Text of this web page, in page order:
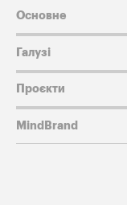
Основне
Галузі
Проєкти
MindBrand